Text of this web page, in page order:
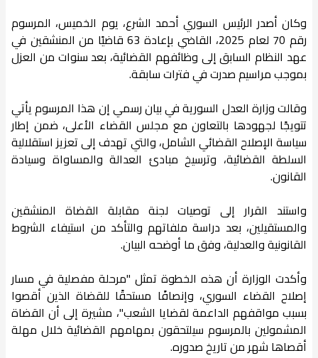
وكان أصدر الرئيس السوري أحمد الشرع، يوم الخميس، المرسوم
رقم 70 لعام 2025، القاضي بإعادة 63 قاضيًا من المنشقين في
عهد النظام السابق إلى وظائفهم القضائية، بعد سنوات من العزل
بموجب مراسيم صدرت في فترات سابقة.
وقالت وزارة العدل السورية في بيان رسمي إن هذا المرسوم يأتي
تتويجًا لجهودها بالتعاون مع مجلس القضاء الأعلى، ضمن إطار
سياسة الإصلاح القضائي الشامل، والتي تهدف إلى تعزيز استقلالية
السلطة القضائية، وترسيخ مبادئ العدالة والمساواة وسيادة
القانون.
واستند القرار إلى توصيات لجنة مقابلة القضاة المنشقين
والمستقيلين، بعد دراسة ملفاتهم والتأكد من استيفاء الشروط
القانونية والعدلية، وفق ما أوضحه البيان.
وأكدت الوزارة أن هذه الخطوة تمثل "مرحلة مفصلية في مسار
إصلاح القضاء السوري، وإنصافًا مستحقًا للقضاة الذين أقصوا
بسبب مواقفهم الداعمة لقضايا الشعب"، مشيرة إلى أن القضاة
المشمولين بالمرسوم سيلتحقون بمهامهم القضائية خلال مهلة
أقصاها شهر من تاريخ صدوره.